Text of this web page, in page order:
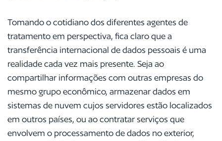
Tomando o cotidiano dos diferentes agentes de
tratamento em perspectiva, fica claro que a
transferência internacional de dados pessoais é uma
realidade cada vez mais presente. Seja ao
compartilhar informações com outras empresas do
mesmo grupo econômico, armazenar dados em
sistemas de nuvem cujos servidores estão localizados
em outros países, ou ao contratar serviços que
envolvem o processamento de dados no exterior,